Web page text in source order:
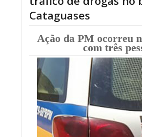
Cataguases
Ação da PM ocorreu
com três